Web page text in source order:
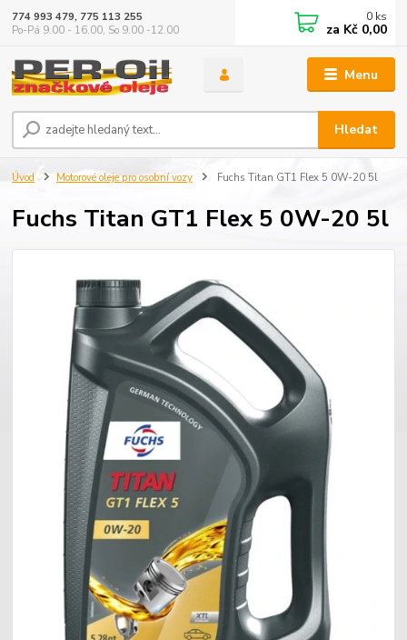
Menu
Hledat
774 993 479, 775 113 255
Po-Pá 9.00 - 16.00, So 9.00 -12.00
0 ks
za Kč 0,00
Úvod Motorové oleje pro osobní vozy Fuchs Titan GT1 Flex 5 0W-20 5l
Fuchs Titan GT1 Flex 5 0W-20 5l